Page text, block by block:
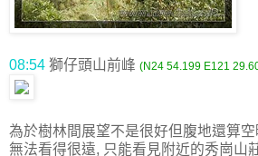
08:54 獅仔頭山前峰 (N24 54.199 E121
為於樹林間展望不是很好但腹地還算
無法看得很遠, 只能看見附近的秀崗山